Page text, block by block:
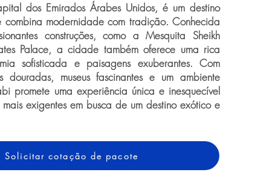
dos Emirados Árabes Unidos, é um destino
combina modernidade com tradição. Conhecida
construções, como a Mesquita Sheikh
Palace, a cidade também oferece uma rica
sofisticada e paisagens exuberantes. Com
museus fascinantes e um ambiente
promete uma experiência única e inesquecível
exigentes em busca de um destino exótico e
Solicitar cotação de pacote